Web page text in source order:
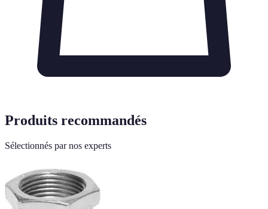
Produits recommandés
Sélectionnés par nos experts